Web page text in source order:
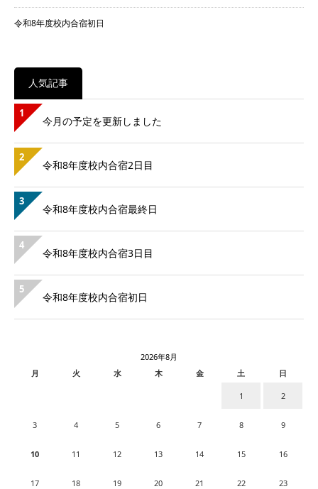
令和8年度校内合宿初日
人気記事
1
今月の予定を更新しました
2
令和8年度校内合宿2日目
3
令和8年度校内合宿最終日
4
令和8年度校内合宿3日目
5
令和8年度校内合宿初日
2026年8月
月
火 水 木 金 土 日
1 2
3 4 5 6 7 8 9
10 11 12 13 14 15 16
17 18 19 20 21 22 23